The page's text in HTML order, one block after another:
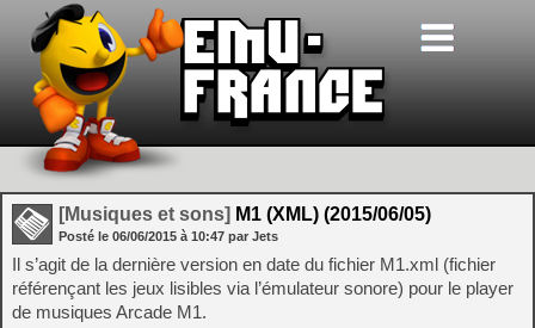
[Musiques et sons] M1 (XML) (2015/06/05)
Posté le 06/06/2015 à 10:47 par Jets
Il s’agit de la dernière version en date du fichier M1.xml (fichier
référençant les jeux lisibles via l’émulateur sonore) pour le player
de musiques Arcade M1.